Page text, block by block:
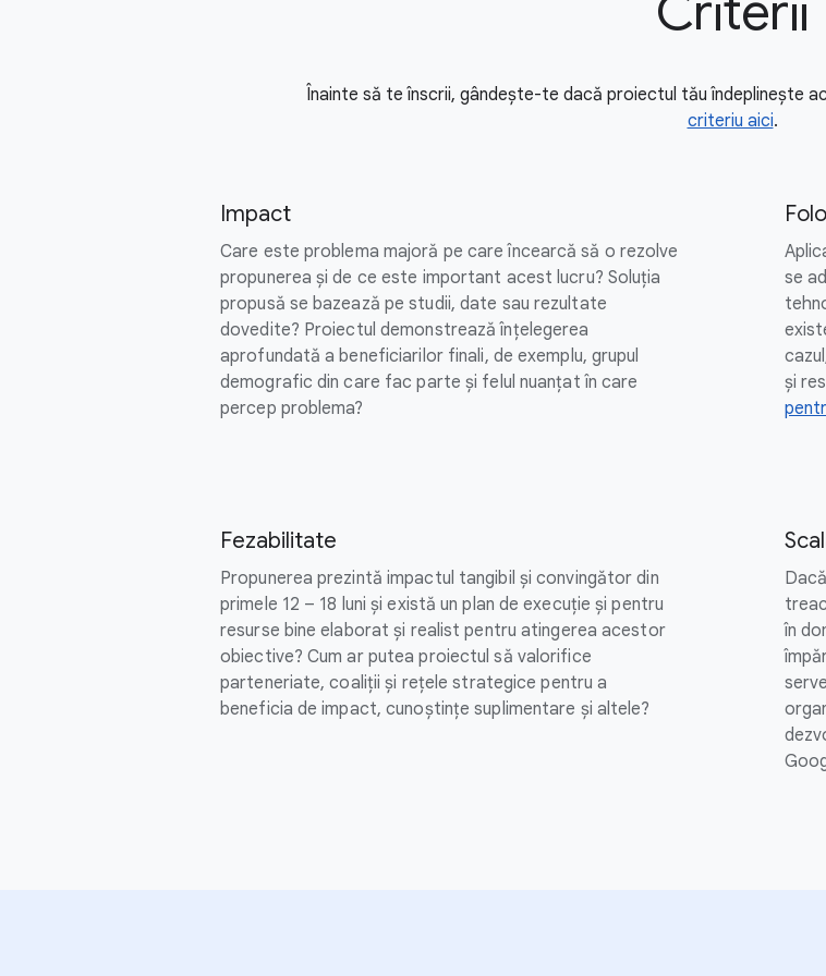
Înainte să te înscrii, gândește-te dacă proiectul tău îndeplinește
criteriu aici.
Impact
Care este problema majoră pe care încearcă să o rezolve
propunerea și de ce este important acest lucru? Soluția
propusă se bazează pe studii, date sau rezultate
dovedite? Proiectul demonstrează înțelegerea
aprofundată a beneficiarilor finali, de exemplu, grupul
demografic din care fac parte și felul nuanțat în care
percep problema?
se
și
Fezabilitate
Propunerea prezintă impactul tangibil și convingător din
primele 12 – 18 luni și există un plan de execuție și pentru
resurse bine elaborat și realist pentru atingerea acestor
obiective? Cum ar putea proiectul să valorifice
parteneriate, coaliții și rețele strategice pentru a
beneficia de impact, cunoștințe suplimentare și altele?
în